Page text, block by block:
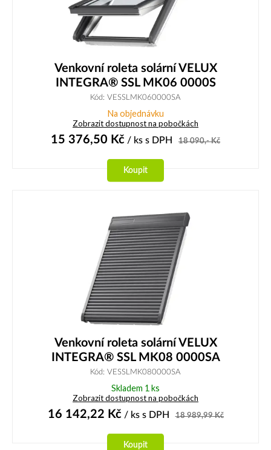
Venkovní roleta solární VELUX
INTEGRA® SSL MK06 0000S
Kód: VESSLMK060000SA
Na objednávku
Zobrazit dostupnost na pobočkách
15 376,50 Kč / ks s DPH 18 090,-Kč
Koupit
Venkovní roleta solární VELUX
INTEGRA® SSL MK08 0000SA
Kód: VESSLMK080000SA
Skladem 1 ks
Zobrazit dostupnost na pobočkách
16 142,22 Kč/ ks s DPH 18 989,99Kč
Koupit